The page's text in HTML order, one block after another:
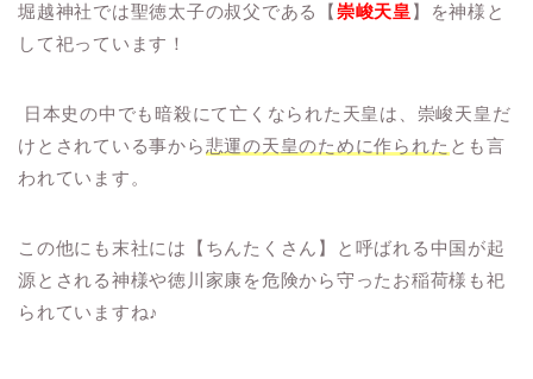
堀越神社では聖徳太子の叔父である【崇峻天皇 】を神様と
して祀っています！
日本史の中でも暗殺にて亡くなられた天皇は、崇峻天皇だ
けとされている事から悲運の天皇のために作られた とも言
われています。
この他にも末社には【ちんたくさん】と呼ばれる中国が起
源とされる神様や徳川家康を危険から守ったお稲荷様も祀
られていますね♪